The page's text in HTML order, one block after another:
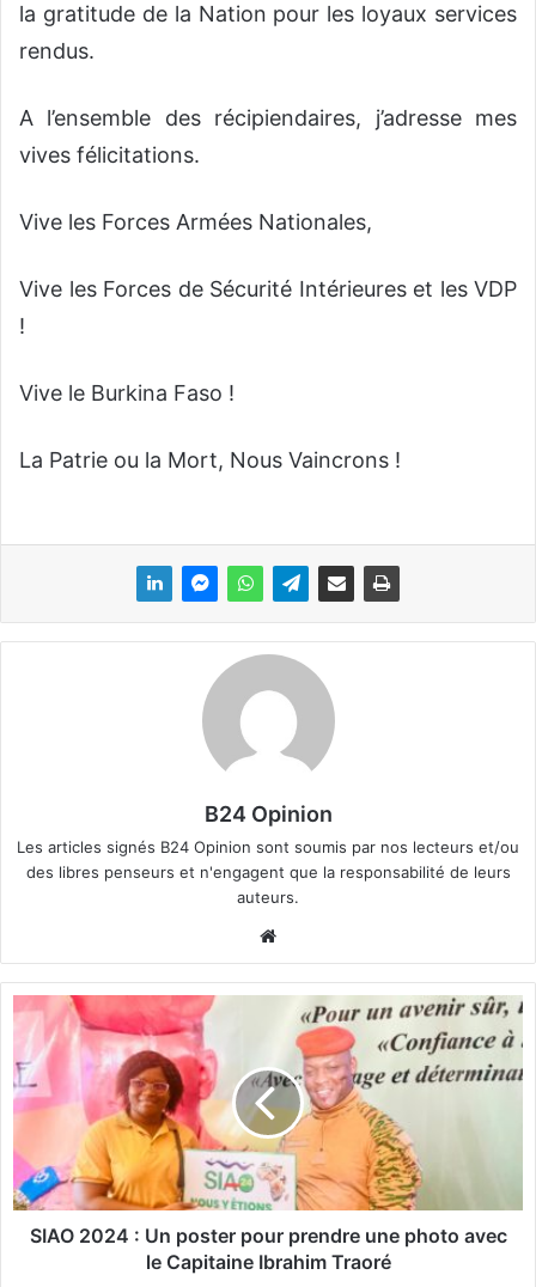
la gratitude de la Nation pour les loyaux services
rendus.
A l’ensemble des récipiendaires, j’adresse mes
vives félicitations.
Vive les Forces Armées Nationales,
Vive les Forces de Sécurité Intérieures et les VDP
!
Vive le Burkina Faso !
La Patrie ou la Mort, Nous Vaincrons !
B24 Opinion
Les articles signés B24 Opinion sont soumis par nos lecteurs et/ou
des libres penseurs et n'engagent que la responsabilité de leurs
auteurs.
bsi
te
O
2
2
4
SIAO 2024 : Un poster pour prendre une photo avec
le Capitaine Ibrahim Traoré